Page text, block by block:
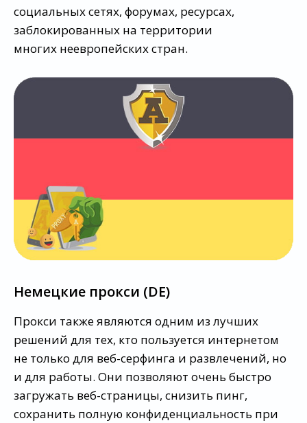
социальных сетях, форумах, ресурсах,
заблокированных на территории
многих неевропейских стран.
Немецкие прокси (DE)
Прокси также являются одним из лучших
решений для тех, кто пользуется интернетом
не только для веб-серфинга и развлечений, но
и для работы. Они позволяют очень быстро
загружать веб-страницы, снизить пинг,
сохранить полную конфиденциальность при